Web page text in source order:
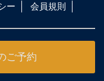
ー 会員規則
ご予約